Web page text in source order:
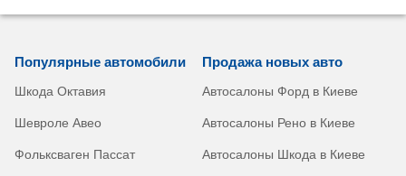
Популярные автомобили
Шкода Октавия
Шевроле Авео
Фольксваген Пассат
Продажа новых авто
Автосалоны Форд в Киеве
Автосалоны Рено в Киеве
Автосалоны Шкода в Киеве